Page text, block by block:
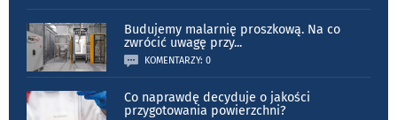
Budujemy malarnię proszkową. Na co
zwrócić uwagę przy...
KOMENTARZY: 0
Co naprawdę decyduje o jakości
przygotowania powierzchni?